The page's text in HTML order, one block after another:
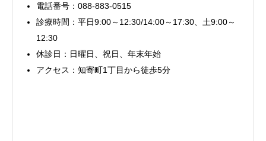
電話番号：088-883-0515
診療時間：平日9:00～12:30/14:00～17:30、土9:00～
12:30
休診日：日曜日、祝日、年末年始
アクセス：知寄町1丁目から徒歩5分